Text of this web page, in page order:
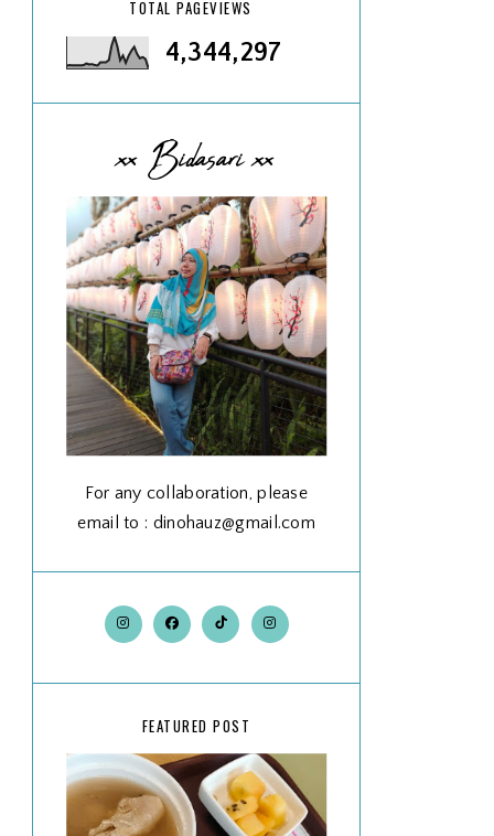
TOTAL PAGEVIEWS
4,344,297
xx Bidasari xx
For any collaboration, please
email to : dinohauz@gmail.com
FEATURED POST